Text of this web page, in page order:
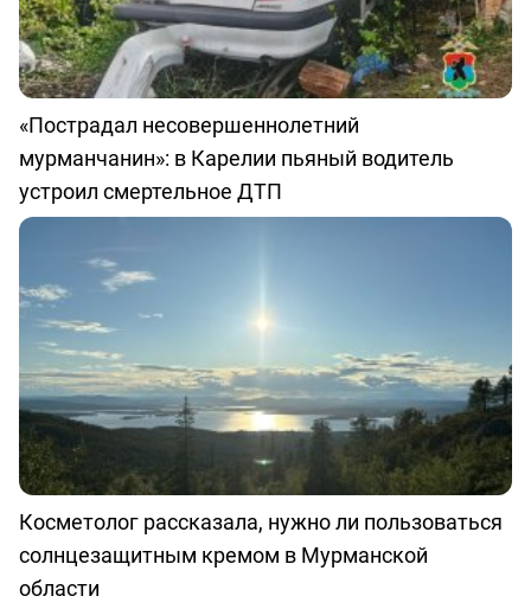
«Пострадал несовершеннолетний
мурманчанин»: в Карелии пьяный водитель
устроил смертельное ДТП
Косметолог рассказала, нужно ли пользоваться
солнцезащитным кремом в Мурманской
области